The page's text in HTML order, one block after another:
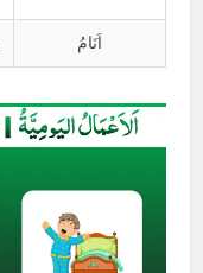
اَنَامُ